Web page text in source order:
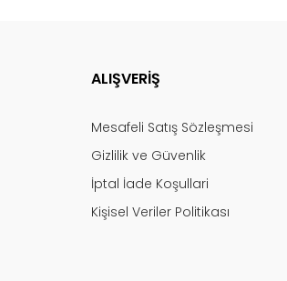
ALIŞVERİŞ
Mesafeli Satış Sözleşmesi
Gizlilik ve Güvenlik
İptal İade Koşullari
Kişisel Veriler Politikası